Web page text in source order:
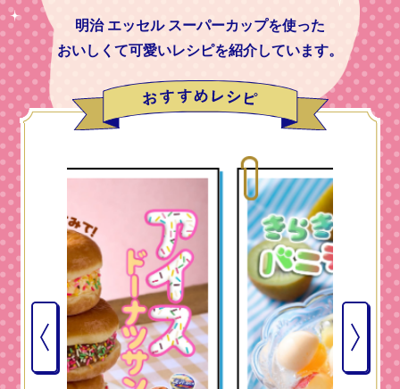
明治 エッセル スーパーカップを使った
おいしくて可愛いレシピを紹介しています。